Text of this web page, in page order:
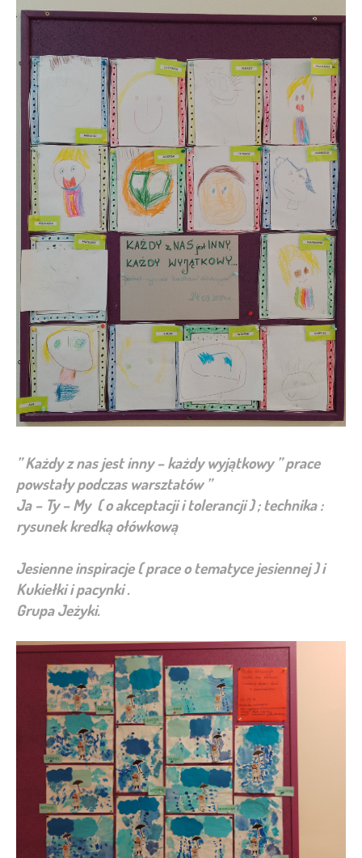
” Każdy z nas jest inny – każdy wyjątkowy ” prace
powstały podczas warsztatów ”
Ja – Ty – My ( o akceptacji i tolerancji ) ; technika :
rysunek kredką ołówkową
Jesienne inspiracje ( prace o tematyce jesiennej ) i
Kukiełki i pacynki .
Grupa Jeżyki.